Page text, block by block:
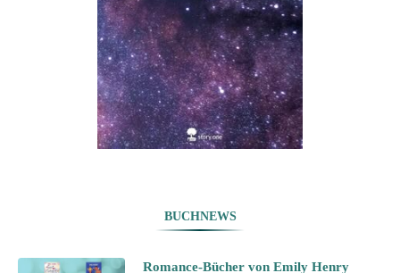
BUCHNEWS
Romance-Bücher von Emily Henry